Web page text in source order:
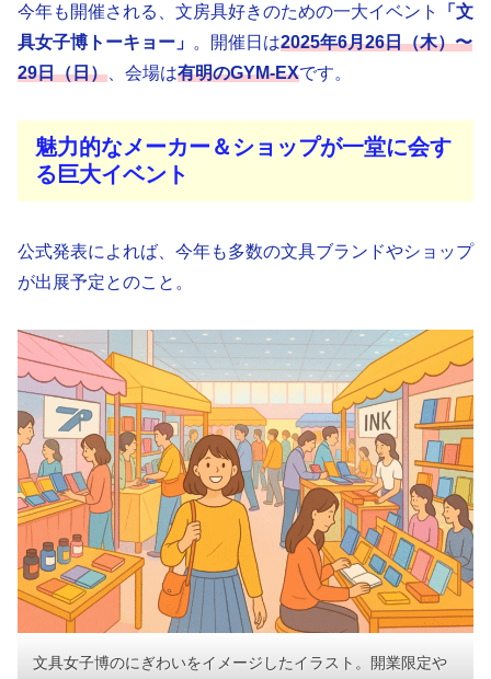
今年も開催される、文房具好きのための一大イベント
「文
具女子博トーキョー」 。開催日は2025年6月26日（木）〜
29日（日） 、会場は有明のGYM-EXです。
魅力的なメーカー＆ショップが一堂に会す
る巨大イベント
公式発表によれば、今年も多数の文具ブランドやショップ
が出展予定とのこと。
文具女子博のにぎわいをイメージしたイラスト。開業限定や